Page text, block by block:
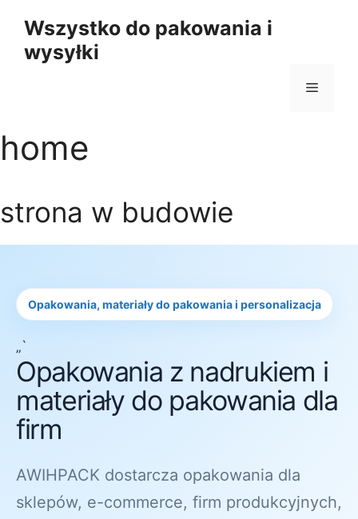
treści
Wszystko do pakowania i
wysyłki
Menu
home
strona w budowie
Opakowania, materiały do pakowania i personalizacja
„`
Opakowania z nadrukiem i
materiały do pakowania dla
firm
AWIHPACK dostarcza opakowania dla
sklepów, e-commerce, firm produkcyjnych,